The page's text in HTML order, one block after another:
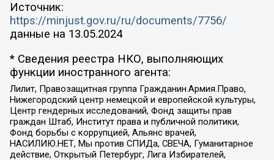
Источник:
https://minjust.gov.ru/ru/documents/7756/
данные на 13.05.2024
* Сведения реестра НКО, выполняющих
функции иностранного агента:
Лилит, Правозащитная группа Гражданин.Армия.Право,
Нижегородский центр немецкой и европейской культуры,
Центр гендерных исследований, Фонд защиты прав
граждан Штаб, Институт права и публичной политики,
Фонд борьбы с коррупцией, Альянс врачей,
НАСИЛИЮ.НЕТ, Мы против СПИДа, СВЕЧА, Гуманитарное
действие, Открытый Петербург, Лига Избирателей,